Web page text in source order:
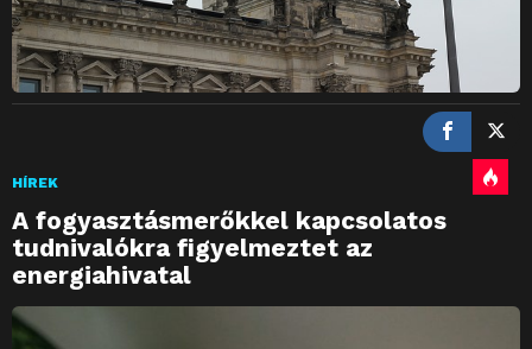
HÍREK
A fogyasztásmerőkkel kapcsolatos
tudnivalókra figyelmeztet az
energiahivatal